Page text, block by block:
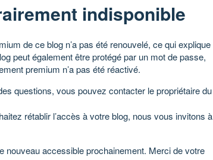
indisponible
de ce blog n’a pas été renouvelé, ce qui explique
peut également être protégé par un mot de passe,
premium n’a pas été réactivé.
questions, vous pouvez contacter le propriétaire du
rétablir l’accès à votre blog, nous vous invitons à
nouveau accessible prochainement. Merci de votre